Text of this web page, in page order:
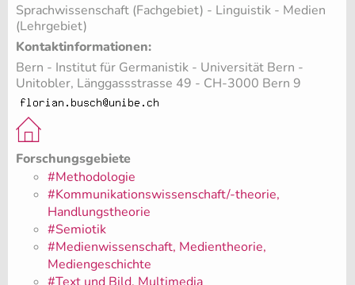
Sprachwissenschaft (Fachgebiet) - Linguistik - Medien
(Lehrgebiet)
Kontaktinformationen:
Bern - Institut für Germanistik - Universität Bern -
Unitobler, Länggassstrasse 49 - CH-3000 Bern 9
Forschungsgebiete
#Methodologie
#Kommunikationswissenschaft/-theorie,
Handlungstheorie
#Semiotik
#Medienwissenschaft, Medientheorie,
Mediengeschichte